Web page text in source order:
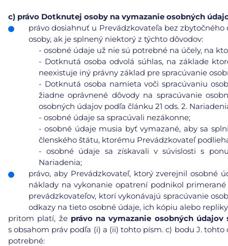
c) právo Dotknutej osoby na vymazanie osobných
právo dosiahnuť u Prevádzkovateľa bez
osoby, ak je splnený niektorý z týchto dôvodov:
- osobné údaje už nie sú potrebné na účely, na
- Dotknutá osoba odvolá súhlas, na základe
neexistuje iný právny základ pre spracúvanie
- Dotknutá osoba namieta voči spracúvaniu
žiadne oprávnené dôvody na spracúvanie
osobných údajov podľa článku 21 ods. 2.
- osobné údaje sa spracúvali nezákonne;
-osobné údaje musia byť vymazané, aby sa
členského štátu, ktorému Prevádzkovateľ
-osobné údaje sa získavali v súvislosti s
Nariadenia;
právo, aby Prevádzkovateľ, ktorý zverejnil osobné
náklady na vykonanie opatrení podnikol
prevádzkovateľov, ktorí vykonávajú spracúvanie
odkazy na tieto osobné údaje, ich kópiu alebo
pritom platí, že právo na vymazanie osobných údajov
s obsahom práv podľa (i) a (ii) tohto písm. c) bodu J.
potrebné: